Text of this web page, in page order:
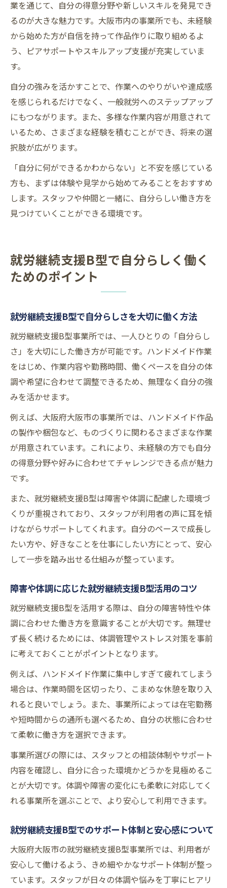
業を通じて、自分の得意分野や新しいスキルを発見でき
るのが大きな魅力です。大阪市内の事業所でも、未経験
から始めた方が自信を持って作品作りに取り組めるよ
う、ピアサポートやスキルアップ支援が充実していま
す。
自分の強みを活かすことで、作業へのやりがいや達成感
を感じられるだけでなく、一般就労へのステップアップ
にもつながります。また、多様な作業内容が用意されて
いるため、さまざまな経験を積むことができ、将来の選
択肢が広がります。
「自分に何ができるかわからない」と不安を感じている
方も、まずは体験や見学から始めてみることをおすすめ
します。スタッフや仲間と一緒に、自分らしい働き方を
見つけていくことができる環境です。
就労継続支援B型で自分らしく働く
ためのポイント
就労継続支援B型で自分らしさを大切に働く方法
就労継続支援B型事業所では、一人ひとりの「自分らし
さ」を大切にした働き方が可能です。ハンドメイド作業
をはじめ、作業内容や勤務時間、働くペースを自分の体
調や希望に合わせて調整できるため、無理なく自分の強
みを活かせます。
例えば、大阪府大阪市の事業所では、ハンドメイド作品
の製作や梱包など、ものづくりに関わるさまざまな作業
が用意されています。これにより、未経験の方でも自分
の得意分野や好みに合わせてチャレンジできる点が魅力
です。
また、就労継続支援B型は障害や体調に配慮した環境づ
くりが重視されており、スタッフが利用者の声に耳を傾
けながらサポートしてくれます。自分のペースで成長し
たい方や、好きなことを仕事にしたい方にとって、安心
して一歩を踏み出せる仕組みが整っています。
障害や体調に応じた就労継続支援B型活用のコツ
就労継続支援B型を活用する際は、自分の障害特性や体
調に合わせた働き方を意識することが大切です。無理せ
ず長く続けるためには、体調管理やストレス対策を事前
に考えておくことがポイントとなります。
例えば、ハンドメイド作業に集中しすぎて疲れてしまう
場合は、作業時間を区切ったり、こまめな休憩を取り入
れると良いでしょう。また、事業所によっては在宅勤務
や短時間からの通所も選べるため、自分の状態に合わせ
て柔軟に働き方を選択できます。
事業所選びの際には、スタッフとの相談体制やサポート
内容を確認し、自分に合った環境かどうかを見極めるこ
とが大切です。体調や障害の変化にも柔軟に対応してく
れる事業所を選ぶことで、より安心して利用できます。
就労継続支援B型でのサポート体制と安心感について
大阪府大阪市の就労継続支援B型事業所では、利用者が
安心して働けるよう、きめ細やかなサポート体制が整っ
ています。スタッフが日々の体調や悩みを丁寧にヒアリ